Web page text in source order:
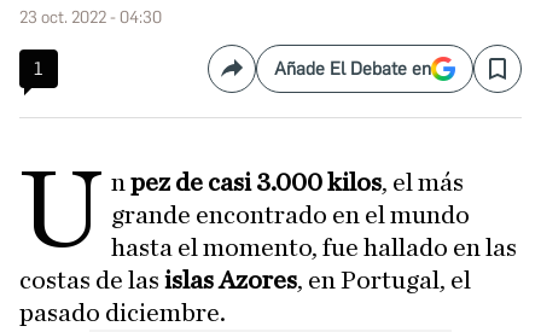
23 oct. 2022 - 04:30
1 CompartirAñade El Debate en Save
U npez de casi 3.000 kilos, el más
grande encontrado en el mundo
hasta el momento, fue hallado en las
costas de las islas Azores, en Portugal, el
pasado diciembre.